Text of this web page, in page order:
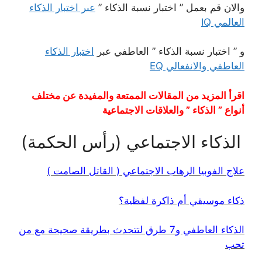
والان قم بعمل ” اختبار نسبة الذكاء ” عبر اختبار الذكاء
العالمي IQ
و ” اختبار نسبة الذكاء ” العاطفي عبر
اختبار الذكاء
العاطفي والانفعالي EQ
اقرأ المزيد من المقالات الممتعة والمفيدة عن مختلف
أنواع ” الذكاء ” والعلاقات الاجتماعية
الذكاء الاجتماعي (رأس الحكمة)
علاج الفوبيا الرهاب الاجتماعي ( القاتل الصامت )
ذكاء موسيقي أم ذاكرة لفظية؟
الذكاء العاطفي و7 طرق لتتحدث بطريقة صحيحة مع من
تحب